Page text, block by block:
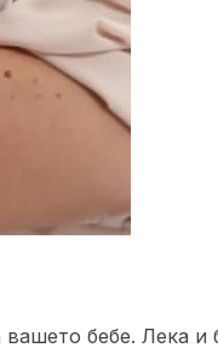
бебе. Лека и